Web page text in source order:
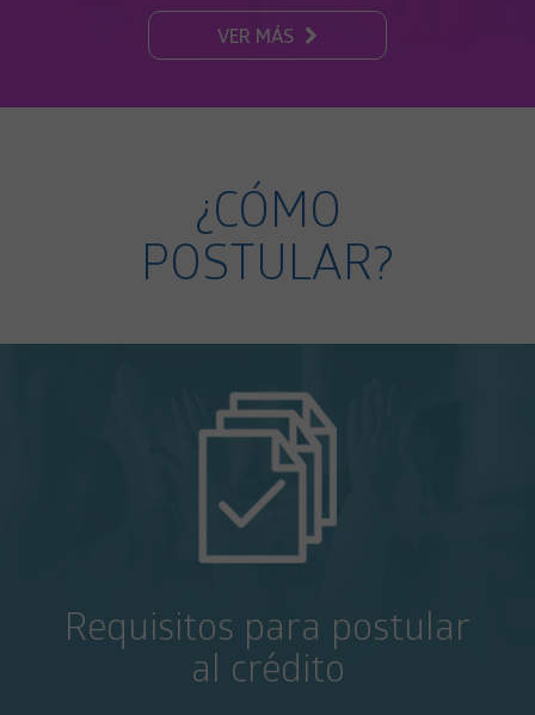
VER MÁS
¿CÓMO
POSTULAR?
Requisitos para postular
al crédito